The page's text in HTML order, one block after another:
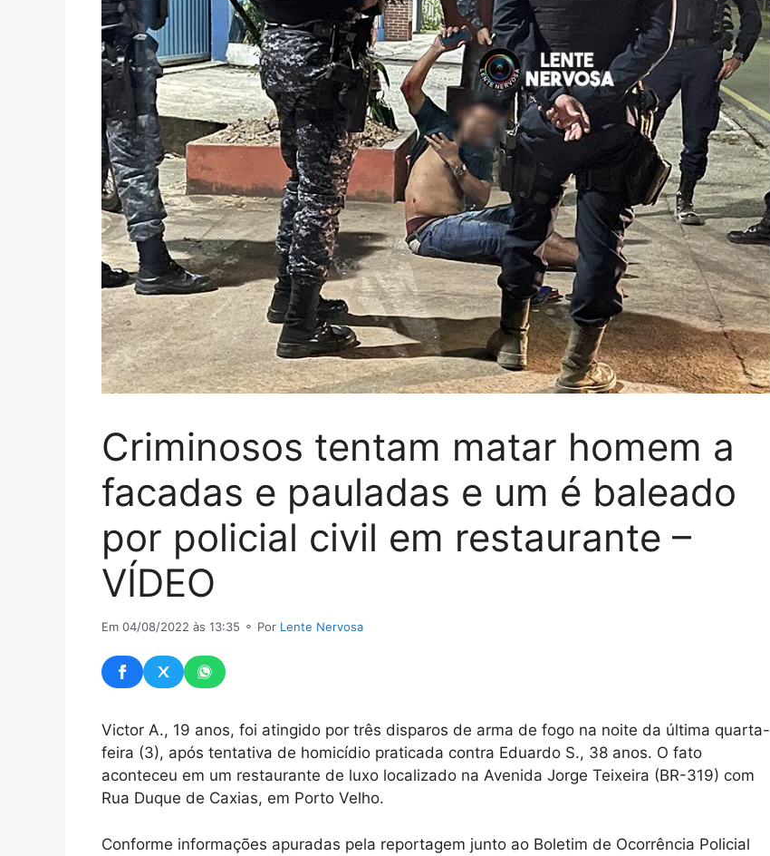
Criminosos tentam matar homem a
facadas e pauladas e um é baleado
por policial civil em restaurante –
VÍDEO
Em 04/08/2022 às 13:35 ⚬ Por Lente Nervosa
Victor A., 19 anos, foi atingido por três disparos de arma de fogo na noite da última quarta-
feira (3), após tentativa de homicídio praticada contra Eduardo S., 38 anos. O fato
aconteceu em um restaurante de luxo localizado na Avenida Jorge Teixeira (BR-319) com
Rua Duque de Caxias, em Porto Velho.
Conforme informações apuradas pela reportagem junto ao Boletim de Ocorrência Policial